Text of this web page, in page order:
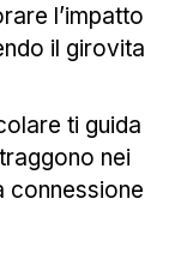
l’impatto
il girovita
ti guida
nei
connessione